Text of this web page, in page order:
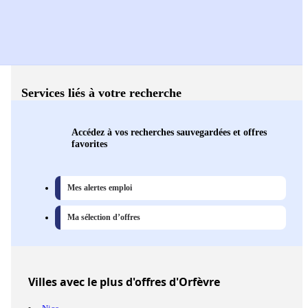
Services liés à votre recherche
Accédez à vos recherches sauvegardées et offres
favorites
Mes alertes emploi
Ma sélection d’offres
Villesavec le plus d'offres d'Orfèvre